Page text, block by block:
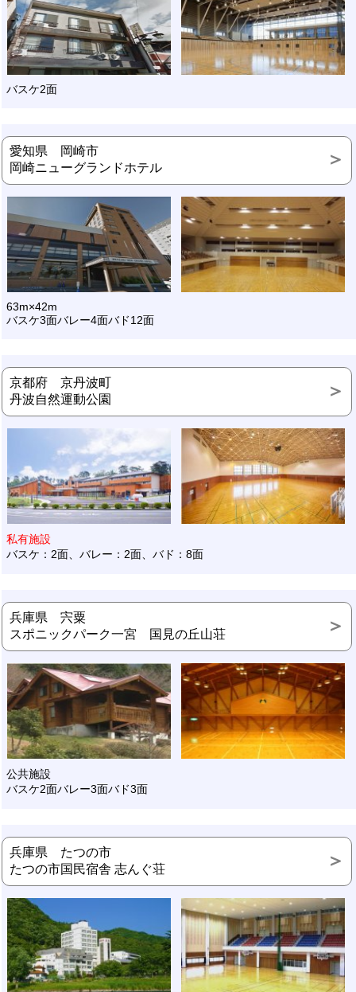
バスケ2面
愛知県 岡崎市
岡崎ニューグランドホテル
63m×42m
バスケ3面バレー4面バド12面
京都府 京丹波町
丹波自然運動公園
私有施設
バスケ：2面、バレー：2面、バド：8面
兵庫県 宍粟
スポニックパーク一宮 国見の丘山荘
公共施設
バスケ2面バレー3面バド3面
兵庫県 たつの市
たつの市国民宿舎 志んぐ荘